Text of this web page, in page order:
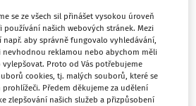
čtení
ČSSZ pro ně vydala
se ze všech sil přinášet vysokou úroveň
našich webových stránek. Mezi
aby správně fungovalo vyhledávání,
nevhodnou reklamou nebo abychom měli
Proto od Vás potřebujeme
cookies, tj. malých souborů, které se
Předem děkujeme za udělení
zlepšování našich služeb a přizpůsobení